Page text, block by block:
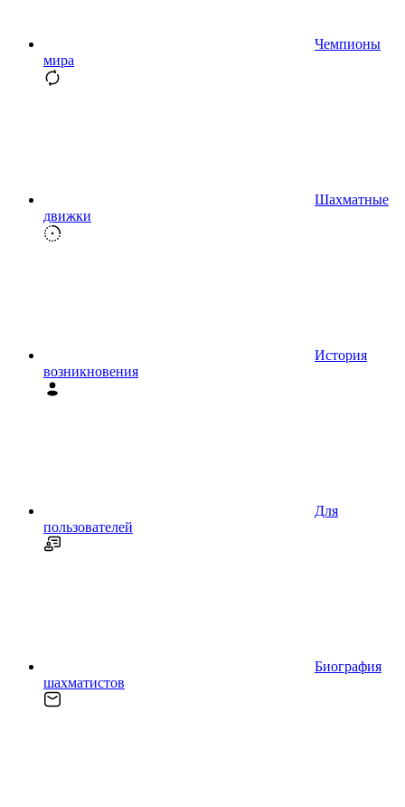
Чемпионы
мира
Шахматные
движки
История
возникновения
Для
пользователей
Биография
шахматистов